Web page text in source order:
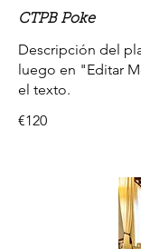
CTPB Poke
Descripción del
luego en "Editar
el texto.
€120